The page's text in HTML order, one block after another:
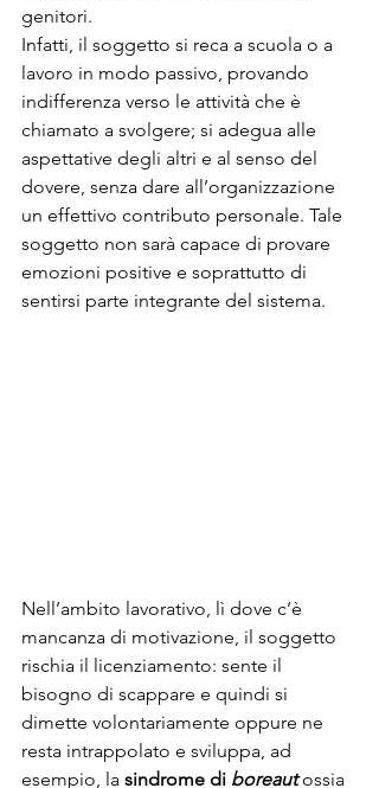
genitori.
Infatti, il soggetto si reca a scuola o a
lavoro in modo passivo, provando
indifferenza verso le attività che è
chiamato a svolgere; si adegua alle
aspettative degli altri e al senso del
dovere, senza dare all’organizzazione
un effettivo contributo personale. Tale
soggetto non sarà capace di provare
emozioni positive e soprattutto di
sentirsi parte integrante del sistema.
Nell’ambito lavorativo, lì dove c’è
mancanza di motivazione, il soggetto
rischia il licenziamento: sente il
bisogno di scappare e quindi si
dimette volontariamente oppure ne
resta intrappolato e sviluppa, ad
esempio, la sindrome di boreaut ossia